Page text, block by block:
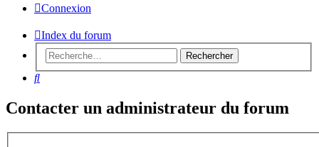
Connexion
Index du forum
Rechercher
Rechercher
Contacter un administrateur du forum